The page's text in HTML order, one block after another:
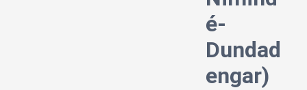
é-
Dundad
engar)